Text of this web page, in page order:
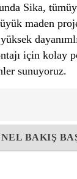
Sika,
maden
için kolay
sunuyoruz.
BAKIŞ